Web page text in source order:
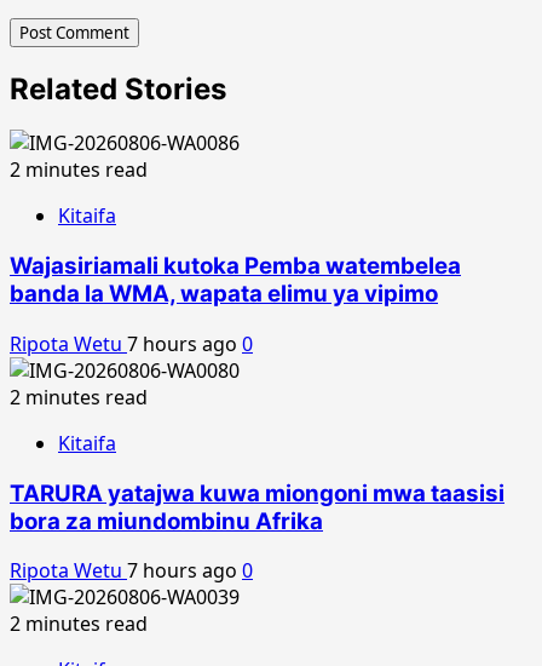
Related Stories
2 minutes read
Kitaifa
Wajasiriamali kutoka Pemba watembelea
banda la WMA, wapata elimu ya vipimo
Ripota Wetu 7 hours ago 0
2 minutes read
Kitaifa
TARURA yatajwa kuwa miongoni mwa taasisi
bora za miundombinu Afrika
Ripota Wetu 7 hours ago 0
2 minutes read